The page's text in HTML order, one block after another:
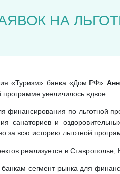
НА
«Туризм» банка «Дом.РФ»
программе увеличилось вдвое.
по льготной
санаториев и
всю историю льготной
реализуется в
сегмент рынка для